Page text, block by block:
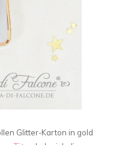
Glitter-Karton in gold